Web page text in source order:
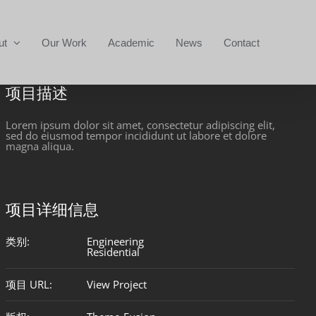
Our Work Academic News Contact
项目描述
Lorem ipsum dolor sit amet, consectetur adipiscing elit,
sed do eiusmod tempor incididunt ut labore et dolore
magna aliqua.
项目详细信息
类别: Engineering
Residential
项目 URL: View Project